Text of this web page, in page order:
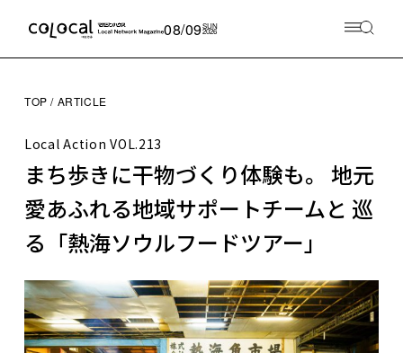
08/09SUN
2026
TOP ARTICLE
Local ActionVOL.213
まち歩きに干物づくり体験も。 地元
愛あふれる地域サポートチームと 巡
る「熱海ソウルフードツアー」